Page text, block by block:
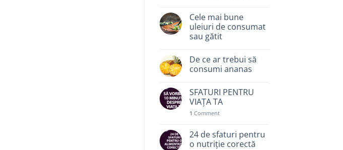
Cele mai bune
uleiuri de consumat
sau gătit
De ce ar trebui să
consumi ananas
SFATURI PENTRU
VIAȚA TA
1 Comment
24 de sfaturi pentru
o nutriție corectă